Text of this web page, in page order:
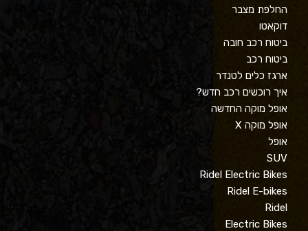
החלפת מצבר
דוקאטו
ביטוח רכב חובה
ביטוח רכב
ארגז כלים לטנדר
איך רוכשים רכב חדש?
אופל מוקה החדשה
אופל מוקה X
אופל
SUV
Ridel Electric Bikes
Ridel E-bikes
Ridel
Electric Bikes